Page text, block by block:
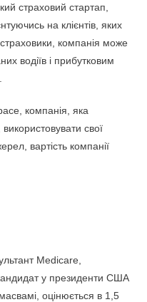
страховий стартап,
на клієнтів, яких
компанія може
водіїв і прибутковим
компанія, яка
свої
вартість компанії
Medicare,
у президенти США
оцінюється в 1,5